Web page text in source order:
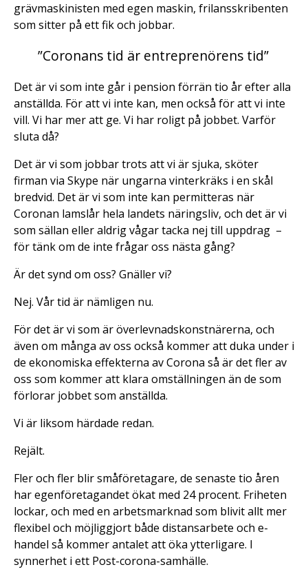
grävmaskinisten med egen maskin, frilansskribenten
som sitter på ett fik och jobbar.
”Coronans tid är entreprenörens tid”
Det är vi som inte går i pension förrän tio år efter alla
anställda. För att vi inte kan, men också för att vi inte
vill. Vi har mer att ge. Vi har roligt på jobbet. Varför
sluta då?
Det är vi som jobbar trots att vi är sjuka, sköter
firman via Skype när ungarna vinterkräks i en skål
bredvid. Det är vi som inte kan permitteras när
Coronan lamslår hela landets näringsliv, och det är vi
som sällan eller aldrig vågar tacka nej till uppdrag –
för tänk om de inte frågar oss nästa gång?
Är det synd om oss? Gnäller vi?
Nej. Vår tid är nämligen nu.
För det är vi som är överlevnadskonstnärerna, och
även om många av oss också kommer att duka under i
de ekonomiska effekterna av Corona så är det fler av
oss som kommer att klara omställningen än de som
förlorar jobbet som anställda.
Vi är liksom härdade redan.
Rejält.
Fler och fler blir småföretagare, de senaste tio åren
har egenföretagandet ökat med 24 procent. Friheten
lockar, och med en arbetsmarknad som blivit allt mer
flexibel och möjliggjort både distansarbete och e-
handel så kommer antalet att öka ytterligare. I
synnerhet i ett Post-corona-samhälle.